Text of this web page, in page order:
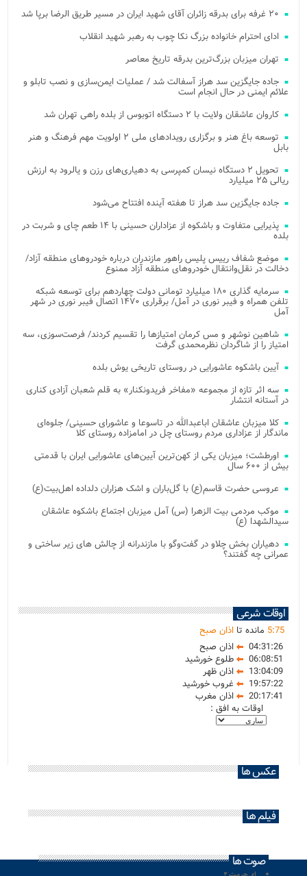
۲۰ غرفه برای بدرقه زائران آقای شهید ایران در مسیر طریق الرضا برپا شد
ادای احترام خانواده بزرگ نکا چوب به رهبر شهید انقلاب
تهران میزبان بزرگ‌ترین بدرقه تاریخ معاصر
جاده جایگزین سد هراز آسفالت شد / عملیات ایمن‌سازی و نصب تابلو و
علائم ایمنی در حال انجام است
کاروان عاشقان ولایت با ۲ دستگاه اتوبوس از بلده راهی تهران شد
توسعه باغ هنر و برگزاری رویدادهای ملی ۲ اولویت مهم فرهنگ و هنر
بابل
تحویل ۲ دستگاه نیسان کمپرسی به دهیاری‌های رزن و یالرود به ارزش
ریالی ۲۵ میلیارد
جاده جایگزین سد هراز تا هفته آینده افتتاح می‌شود
پذیرایی متفاوت و باشکوه از عزاداران حسینی با ۱۴ طعم چای و شربت در
بلده
موضع شفاف رییس پلیس راهور مازندران درباره خودروهای منطقه آزاد/
دخالت در نقل‌وانتقال خودروهای منطقه آزاد ممنوع
سرمایه گذاری ۱۸۰ میلیارد تومانی دولت چهاردهم برای توسعه شبکه
تلفن همراه و فیبر نوری در آمل/ برقراری ۱۴۷۰ اتصال فیبر نوری در شهر
آمل
شاهین نوشهر و مس کرمان امتیازها را تقسیم کردند/ فرصت‌سوزی، سه
امتیاز را از شاگردان نظرمحمدی گرفت
آیین باشکوه عاشورایی در روستای تاریخی یوش بلده
سه اثر تازه از مجموعه «مفاخر فریدونکنار» به قلم شعبان آزادی کناری
در آستانه انتشار
کلا میزبان عاشقان اباعبدالله در تاسوعا و عاشورای حسینی/ جلوه‌ای
ماندگار از عزاداری مردم روستای چل در امامزاده روستای کلا
اورطشت؛ میزبان یکی از کهن‌ترین آیین‌های عاشورایی ایران با قدمتی
بیش از ۶۰۰ سال
عروسی حضرت قاسم(ع) با گل‌باران و اشک هزاران دلداده اهل‌بیت(ع)
موکب مردمی بیت‌ الزهرا (س) آمل میزبان اجتماع باشکوه عاشقان
سیدالشهدا (ع)
دهیاران بخش چلاو در گفت‌وگو با مازندرانه از چالش های زیر ساختی و
عمرانی چه گفتند؟
اوقات شرعی
5:75 مانده تا اذان صبح
04:31:26
اذان صبح
06:08:51
طلوع خورشید
13:04:09
اذان ظهر
19:57:22
غروب خورشید
20:17:41
اذان مغرب
اوقات به افق :
عکس ها
فیلم ها
صوت ها